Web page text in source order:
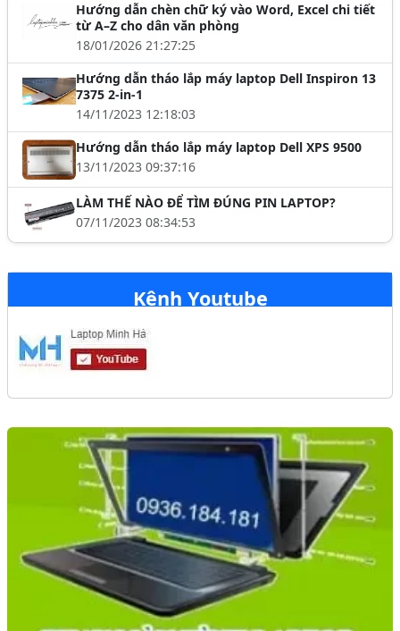
Hướng dẫn chèn chữ ký vào Word, Excel chi tiết
từ A–Z cho dân văn phòng
18/01/2026 21:27:25
Hướng dẫn tháo lắp máy laptop Dell Inspiron 13
7375 2-in-1
14/11/2023 12:18:03
Hướng dẫn tháo lắp máy laptop Dell XPS 9500
13/11/2023 09:37:16
LÀM THẾ NÀO ĐỂ TÌM ĐÚNG PIN LAPTOP?
07/11/2023 08:34:53
Kênh Youtube